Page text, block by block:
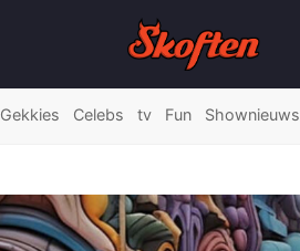
Gekkies Celebs tv Fun Shownieuws